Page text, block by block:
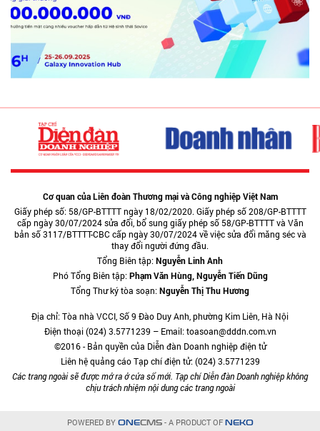
Cơ quan của Liên đoàn Thương mại và Công nghiệp Việt Nam
Giấy phép số: 58/GP-BTTTT ngày 18/02/2020. Giấy phép số 208/GP-BTTTT
cấp ngày 30/07/2024 sửa đổi, bổ sung giấy phép số 58/GP-BTTTT và Văn
bản số 3117/BTTTT-CBC cấp ngày 30/07/2024 về việc sửa đổi măng séc và
thay đổi người đứng đầu.
Tổng Biên tập:Nguyễn Linh Anh
Phó Tổng Biên tập:Phạm Văn Hùng, Nguyễn Tiến Dũng
Tổng Thư ký tòa soạn:Nguyễn Thị Thu Hương
Địa chỉ: Tòa nhà VCCI, Số 9 Đào Duy Anh, phường Kim Liên, Hà Nội
Điện thoại (024) 3.5771239 – Email: toasoan@dddn.com.vn
©2016 - Bản quyền của Diễn đàn Doanh nghiệp điện tử
Liên hệ quảng cáo Tạp chí điện tử: (024) 3.5771239
Các trang ngoài sẽ được mở ra ở cửa sổ mới. Tạp chí Diễn đàn Doanh nghiệp không
chịu trách nhiệm nội dung các trang ngoài
POWERED BY ONECMS- A PRODUCT OF NEKO